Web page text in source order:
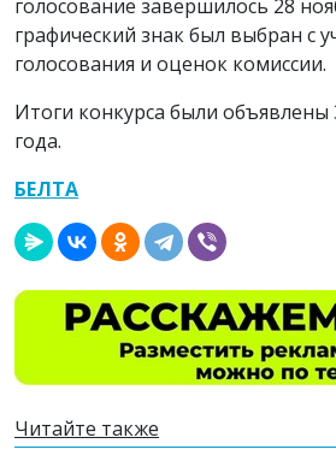
голосование завершилось 28
графический знак был выбран с
голосования и оценок комиссии.
Итоги конкурса были объявлены
года.
БЕЛТА
Читайте также